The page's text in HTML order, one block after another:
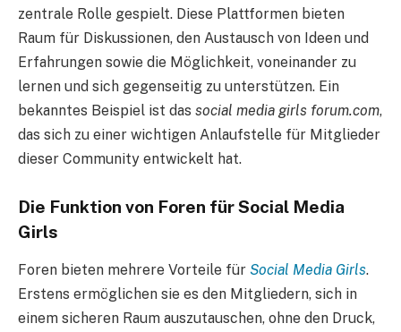
zentrale Rolle gespielt. Diese Plattformen bieten
Raum für Diskussionen, den Austausch von Ideen und
Erfahrungen sowie die Möglichkeit, voneinander zu
lernen und sich gegenseitig zu unterstützen. Ein
bekanntes Beispiel ist das social media girls forum.com,
das sich zu einer wichtigen Anlaufstelle für Mitglieder
dieser Community entwickelt hat.
Die Funktion von Foren für Social Media
Girls
Foren bieten mehrere Vorteile für Social Media Girls.
Erstens ermöglichen sie es den Mitgliedern, sich in
einem sicheren Raum auszutauschen, ohne den Druck,